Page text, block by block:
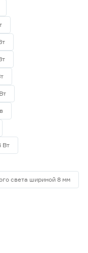
Вт
света шириной 8 мм